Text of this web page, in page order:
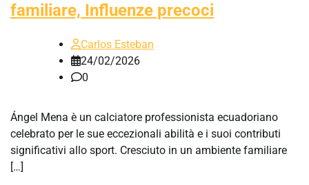
familiare, Influenze precoci
Carlos Esteban
24/02/2026
0
Ángel Mena è un calciatore professionista ecuadoriano
celebrato per le sue eccezionali abilità e i suoi contributi
significativi allo sport. Cresciuto in un ambiente familiare
[…]